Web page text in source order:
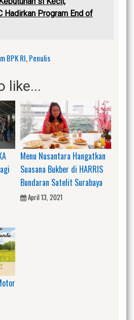
Hadirkan Program End of
BPK RI,Penulis
like...
Menu Nusantara Hangatkan
Suasana Bukber di HARRIS
Bundaran Satelit Surabaya
April 13, 2021